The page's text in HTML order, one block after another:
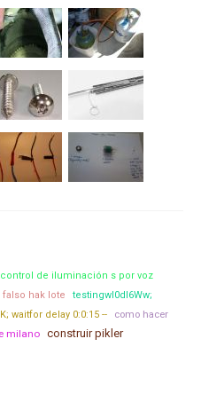
control de iluminación s por voz
falso hak lote
testingwl0dI6Ww;
waitfor delay 0:0:15 --
como hacer
milano construir pikler